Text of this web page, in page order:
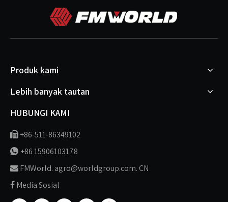
Produk kami
Lebih banyak tautan
HUBUNGI KAMI
 +86-511-86349102
 +86 15906103178
 FMWorld. agro@worldgroup.com. CN
 Media Sosial